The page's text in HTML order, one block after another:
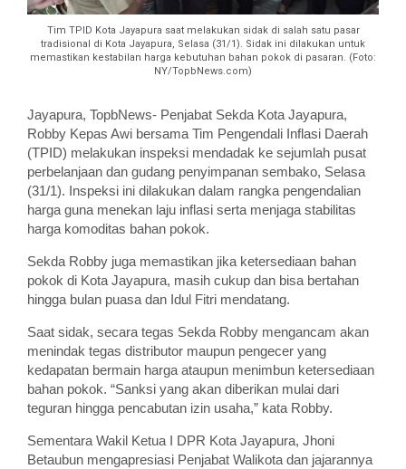
Tim TPID Kota Jayapura saat melakukan sidak di salah satu pasar
tradisional di Kota Jayapura, Selasa (31/1). Sidak ini dilakukan untuk
memastikan kestabilan harga kebutuhan bahan pokok di pasaran. (Foto:
NY/TopbNews.com)
Jayapura, TopbNews- Penjabat Sekda Kota Jayapura,
Robby Kepas Awi bersama Tim Pengendali Inflasi Daerah
(TPID) melakukan inspeksi mendadak ke sejumlah pusat
perbelanjaan dan gudang penyimpanan sembako, Selasa
(31/1). Inspeksi ini dilakukan dalam rangka pengendalian
harga guna menekan laju inflasi serta menjaga stabilitas
harga komoditas bahan pokok.
Sekda Robby juga memastikan jika ketersediaan bahan
pokok di Kota Jayapura, masih cukup dan bisa bertahan
hingga bulan puasa dan Idul Fitri mendatang.
Saat sidak, secara tegas Sekda Robby mengancam akan
menindak tegas distributor maupun pengecer yang
kedapatan bermain harga ataupun menimbun ketersediaan
bahan pokok. “Sanksi yang akan diberikan mulai dari
teguran hingga pencabutan izin usaha,” kata Robby.
Sementara Wakil Ketua I DPR Kota Jayapura, Jhoni
Betaubun mengapresiasi Penjabat Walikota dan jajarannya